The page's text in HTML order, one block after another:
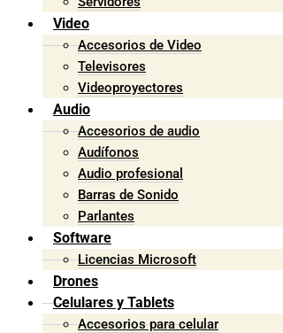
Video
Accesorios de Video
Televisores
Videoproyectores
Audio
Accesorios de audio
Audífonos
Audio profesional
Barras de Sonido
Parlantes
Software
Licencias Microsoft
Drones
Celulares y Tablets
Accesorios para celular